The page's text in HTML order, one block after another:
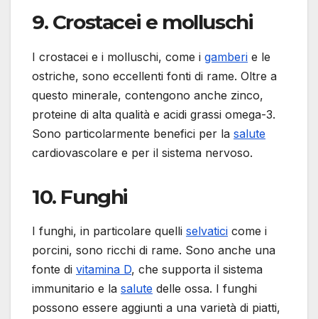
9. Crostacei e molluschi
I crostacei e i molluschi, come i gamberi e le
ostriche, sono eccellenti fonti di rame. Oltre a
questo minerale, contengono anche zinco,
proteine di alta qualità e acidi grassi omega-3.
Sono particolarmente benefici per la salute
cardiovascolare e per il sistema nervoso.
10. Funghi
I funghi, in particolare quelli selvatici come i
porcini, sono ricchi di rame. Sono anche una
fonte di vitamina D, che supporta il sistema
immunitario e la salute delle ossa. I funghi
possono essere aggiunti a una varietà di piatti,